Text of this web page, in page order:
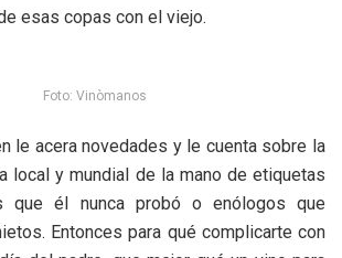
esas copas con el viejo.
Foto: Vinòmanos
le acera novedades y le cuenta sobre la
local y mundial de la mano de etiquetas
que él nunca probó o enólogos que
Entonces para qué complicarte con